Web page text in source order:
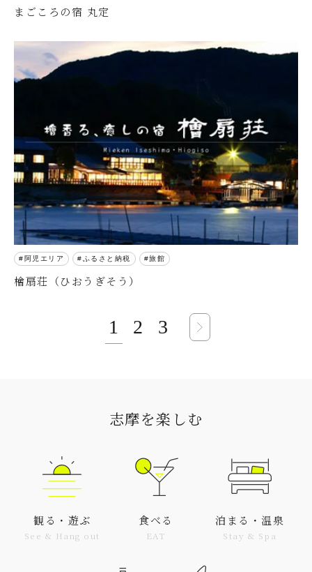
まごころの宿 丸定
阿児エリア ふるさと納税 旅館
檜扇荘（ひおうぎそう）
1 2 3
志摩を楽しむ
観る・遊ぶ
See & Hang out
食べる
EAT
泊まる・温泉
Stay & Spa